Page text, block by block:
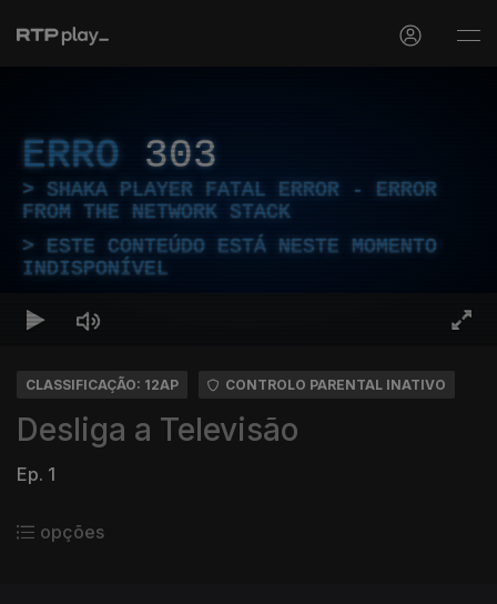
ERRO 303
SHAKA PLAYER FATAL ERROR - ERROR
FROM THE NETWORK STACK
ESTE CONTEÚDO ESTÁ NESTE MOMENTO
INDISPONÍVEL
CLASSIFICAÇÃO: 12AP CONTROLO PARENTAL INATIVO
Desliga a Televisão
Ep. 1
opções